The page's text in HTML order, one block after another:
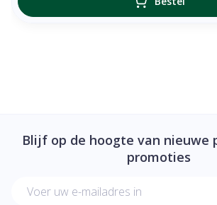
Blijf op de hoogte van nieuwe
promoties